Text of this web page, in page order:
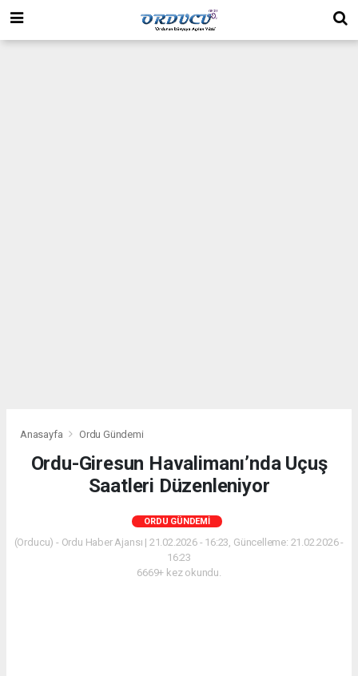
Anasayfa Ordu Gündemi
Ordu-Giresun Havalimanı’nda Uçuş
Saatleri Düzenleniyor
ORDU GÜNDEMI
(Orducu) - Ordu Haber Ajansı | 21.02.2026 - 16:23, Güncelleme: 21.02.2026 -
16:23
6669+ kez okundu.